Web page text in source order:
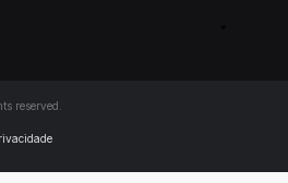
reserved.